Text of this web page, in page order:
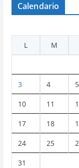
Calendario
L
M
3 4 5
10 11
17 18
24 25
31